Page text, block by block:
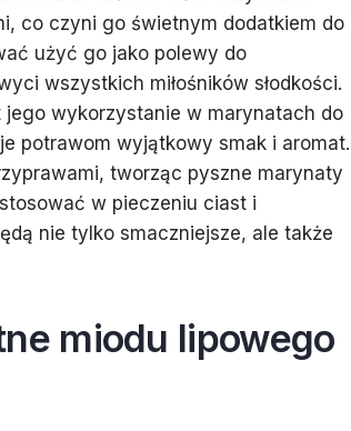
co czyni go świetnym dodatkiem do
użyć go jako polewy do
wszystkich miłośników słodkości.
wykorzystanie w marynatach do
potrawom wyjątkowy smak i aromat.
tworząc pyszne marynaty
w pieczeniu ciast i
nie tylko smaczniejsze, ale także
miodu lipowego